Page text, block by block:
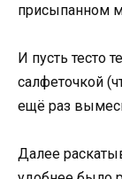
присыпанном
И пусть тесто
салфеточкой
ещё раз
Далее